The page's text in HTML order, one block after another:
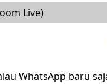
Live)
WhatsApp baru